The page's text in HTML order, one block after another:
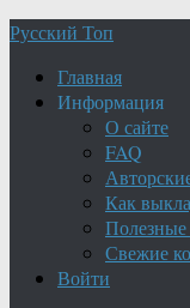
Русский Топ
Главная
Информация
О сайте
FAQ
Как
Полезные
Свежие
Войти